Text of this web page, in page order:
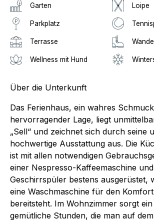
Garten Loipe
Parkplatz
Terrasse
Wellness mit Hund
Über die Unterkunft
Das Ferienhaus, ein wahres
hervorragender Lage, liegt
„Sell“ und zeichnet sich durch seine
hochwertige Ausstattung aus. Die
ist mit allen notwendigen
einer Nespresso-Kaffeemaschine
Geschirrspüler bestens ausgerüstet,
eine Waschmaschine für den
bereitsteht. Im Wohnzimmer sorgt
gemütliche Stunden, die man auf dem